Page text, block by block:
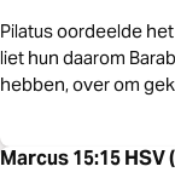
Pilatus oordeelde
liet hun daarom
hebben, over om
Marcus 15:15